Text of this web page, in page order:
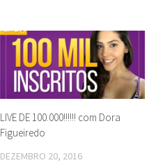
LIVE DE 100.000!!!!!! com Dora
Figueiredo
DEZEMBRO 20, 2016